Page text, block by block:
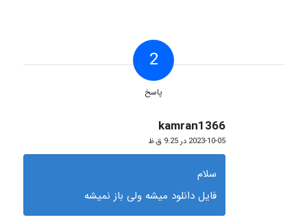
2
پاسخ
kamran1366
گفته:
2023-10-05 در 9:25 ق.ظ
سلام
فایل دانلود میشه ولی باز نمیشه